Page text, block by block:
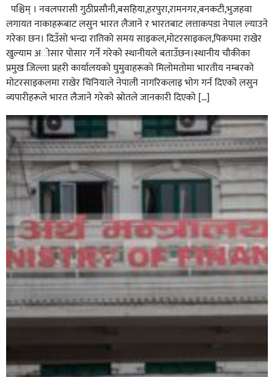
पश्चिम् । नवलपरासी गुठीप्रसौनी,बसहिया,हरपुरा,रामनगर,बनकटी,भुजहवा
लगायत नाकाहरूबाट लसुन भारत लैजाने र भारतबाट लत्ताकपडा नेपाल ल्याउने
गरेका छन। दिउँसो भन्दा रातिको समय साइकल,माेटरसाइकल,पिकपमा राखेर
खुल्याम अाेसार पाेसार गर्ने गरेकाे स्थानीयले बताउँछन।स्थानीय चौकीका
प्रमुख जिल्ला प्रहरी कार्यालयकाे घुमुवाहरूको मिलोमतोमा भारतीय नम्बरकाे
माेटरसाइकलमा राखेर चिनियाले नेपाली नागरिकलाइ भाेग गर्न दिएकाे लसुन
व्यपारीहरूले भारत लैजाने गरेकाे स्राेतले जानकारी दिएकाे […]